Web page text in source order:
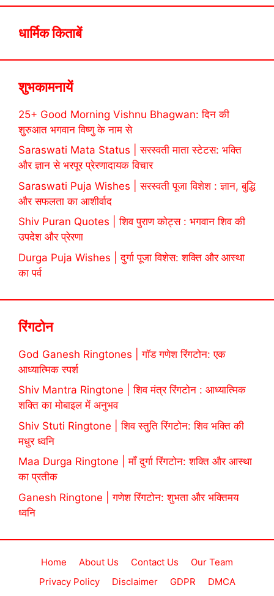
धार्मिक किताबें
शुभकामनायें
25+ Good Morning Vishnu Bhagwan: दिन की
शुरुआत भगवान विष्णु के नाम से
Saraswati Mata Status | सरस्वती माता स्टेटस: भक्ति
और ज्ञान से भरपूर प्रेरणादायक विचार
Saraswati Puja Wishes | सरस्वती पूजा विशेश : ज्ञान, बुद्धि
और सफलता का आशीर्वाद
Shiv Puran Quotes | शिव पुराण कोट्स : भगवान शिव की
उपदेश और प्रेरणा
Durga Puja Wishes | दुर्गा पूजा विशेस: शक्ति और आस्था
का पर्व
रिंगटोन
God Ganesh Ringtones | गॉड गणेश रिंगटोन: एक
आध्यात्मिक स्पर्श
Shiv Mantra Ringtone | शिव मंत्र रिंगटोन : आध्यात्मिक
शक्ति का मोबाइल में अनुभव
Shiv Stuti Ringtone | शिव स्तुति रिंगटोन: शिव भक्ति की
मधुर ध्वनि
Maa Durga Ringtone | माँ दुर्गा रिंगटोन: शक्ति और आस्था
का प्रतीक
Ganesh Ringtone | गणेश रिंगटोन: शुभता और भक्तिमय
ध्वनि
Home About Us Contact Us
Our Team
Privacy Policy
Disclaimer GDPR
DMCA